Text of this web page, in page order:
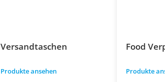
Versandtaschen
Produkte ansehen
Food
Produkte